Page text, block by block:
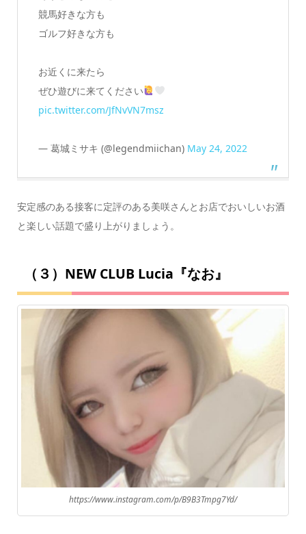
競馬好きな方も
ゴルフ好きな方も
お近くに来たら
ぜひ遊びに来てください
pic.twitter.com/JfNvVN7msz
— 葛城ミサキ (@legendmiichan) May 24, 2022
安定感のある接客に定評のある美咲さんとお店でおいしいお酒
と楽しい話題で盛り上がりましょう。
（３）NEW CLUB Lucia『なお』
https://www.instagram.com/p/B9B3Tmpg7Yd/